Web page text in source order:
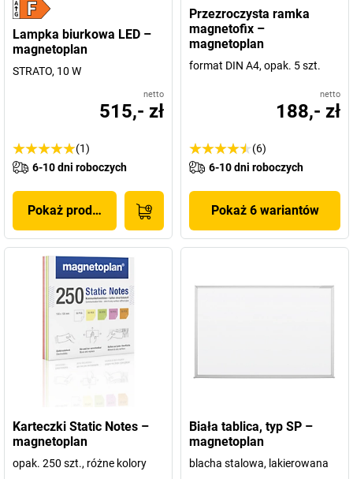
Lampka biurkowa LED –
magnetoplan
STRATO, 10 W
netto
515,- zł
(1)
6-10 dni roboczych
Pokaż produkt
Przezroczysta ramka
magnetofix –
magnetoplan
format DIN A4, opak. 5 szt.
netto
188,- zł
(6)
6-10 dni roboczych
Pokaż 6 wariantów
Karteczki Static Notes –
magnetoplan
opak. 250 szt., różne kolory
Biała tablica, typ SP –
magnetoplan
blacha stalowa, lakierowana